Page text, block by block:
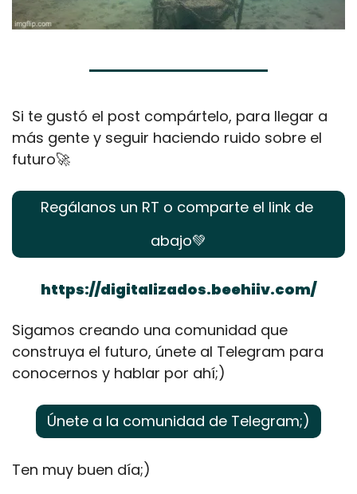
Si te gustó el post compártelo, para llegar a
más gente y seguir haciendo ruido sobre el
futuro🚀
Regálanos un RT o comparte el link de
abajo💚
https://digitalizados.beehiiv.com/
Sigamos creando una comunidad que
construya el futuro, únete al Telegram para
conocernos y hablar por ahí;)
Únete a la comunidad de Telegram;)
Ten muy buen día;)